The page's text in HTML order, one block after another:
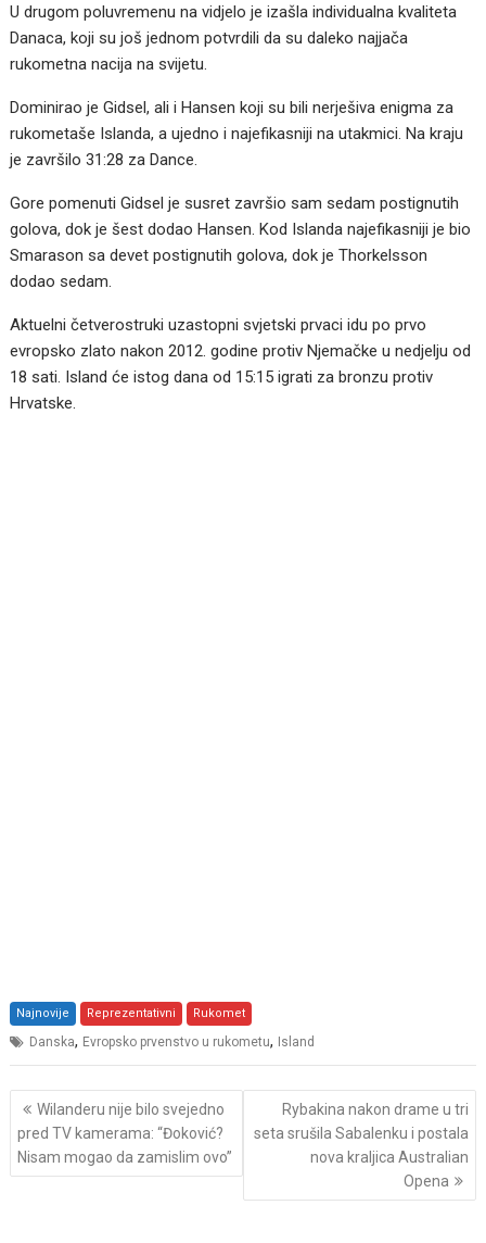
U drugom poluvremenu na vidjelo je izašla individualna kvaliteta
Danaca, koji su još jednom potvrdili da su daleko najjača
rukometna nacija na svijetu.
Dominirao je Gidsel, ali i Hansen koji su bili nerješiva enigma za
rukometaše Islanda, a ujedno i najefikasniji na utakmici. Na kraju
je završilo 31:28 za Dance.
Gore pomenuti Gidsel je susret završio sam sedam postignutih
golova, dok je šest dodao Hansen. Kod Islanda najefikasniji je bio
Smarason sa devet postignutih golova, dok je Thorkelsson
dodao sedam.
Aktuelni četverostruki uzastopni svjetski prvaci idu po prvo
evropsko zlato nakon 2012. godine protiv Njemačke u nedjelju od
18 sati. Island će istog dana od 15:15 igrati za bronzu protiv
Hrvatske.
Najnovije Reprezentativni Rukomet
Danska, Evropsko prvenstvo u rukometu, Island
Post
navigation
Wilanderu nije bilo svejedno
pred TV kamerama: “Đoković?
Nisam mogao da zamislim ovo”
Rybakina nakon drame u tri
seta srušila Sabalenku i postala
nova kraljica Australian
Opena